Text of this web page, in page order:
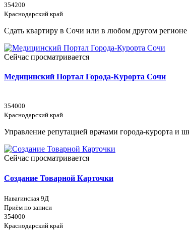
354200
Краснодарский край
Сдать квартиру в Сочи или в любом другом
Сейчас просматривается
Медицинский Портал Города-Курорта Сочи
354000
Краснодарский край
Управление репутацией врачами города-курорта и
Сейчас просматривается
Создание Товарной Карточки
Навагинская 9Д
Приём по записи
354000
Краснодарский край